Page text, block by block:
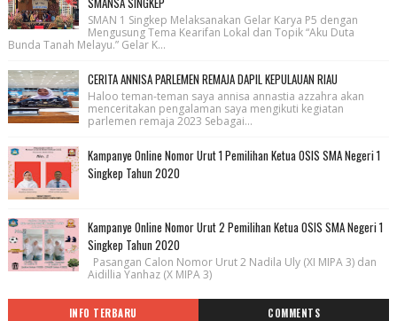
SMAN 1 Singkep Melaksanakan Gelar Karya P5 dengan
Mengusung Tema Kearifan Lokal dan Topik “Aku Duta
Bunda Tanah Melayu.” Gelar K...
CERITA ANNISA PARLEMEN REMAJA DAPIL KEPULAUAN RIAU
Haloo teman-teman saya annisa annastia azzahra akan
menceritakan pengalaman saya mengikuti kegiatan
parlemen remaja 2023 Sebagai...
Kampanye Online Nomor Urut 1 Pemilihan Ketua OSIS SMA Negeri 1
Singkep Tahun 2020
Kampanye Online Nomor Urut 2 Pemilihan Ketua OSIS SMA Negeri 1
Singkep Tahun 2020
Pasangan Calon Nomor Urut 2 Nadila Uly (XI MIPA 3) dan
Aidillia Yanhaz (X MIPA 3)
INFO TERBARU COMMENTS